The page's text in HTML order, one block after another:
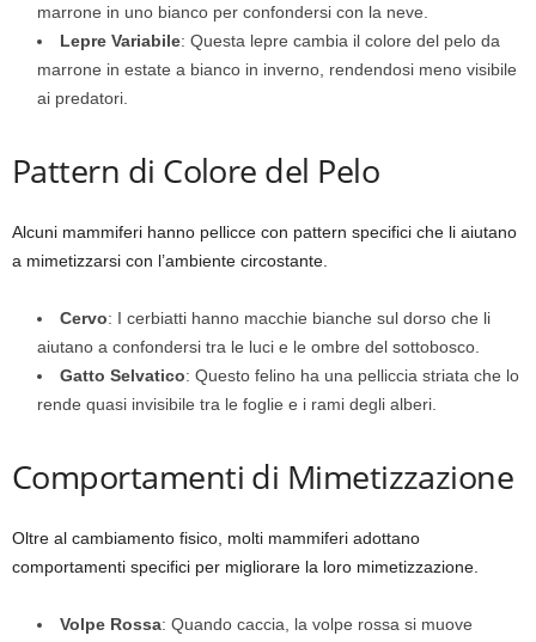
marrone in uno bianco per confondersi con la neve.
Lepre Variabile: Questa lepre cambia il colore del pelo da
marrone in estate a bianco in inverno, rendendosi meno visibile
ai predatori.
Pattern di Colore del Pelo
Alcuni mammiferi hanno pellicce con pattern specifici che li aiutano
a mimetizzarsi con l’ambiente circostante.
Cervo: I cerbiatti hanno macchie bianche sul dorso che li
aiutano a confondersi tra le luci e le ombre del sottobosco.
Gatto Selvatico: Questo felino ha una pelliccia striata che lo
rende quasi invisibile tra le foglie e i rami degli alberi.
Comportamenti di Mimetizzazione
Oltre al cambiamento fisico, molti mammiferi adottano
comportamenti specifici per migliorare la loro mimetizzazione.
Volpe Rossa: Quando caccia, la volpe rossa si muove